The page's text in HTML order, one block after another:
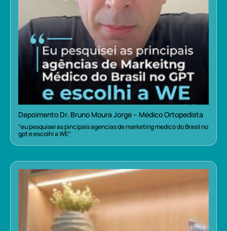
Depoimento Dr. Bruno Moura Jorge – Médico Ortopedista
“eu pesquisei as pincipais agencias de marketing medico do Brasil no
gpt e escolhi a WE”